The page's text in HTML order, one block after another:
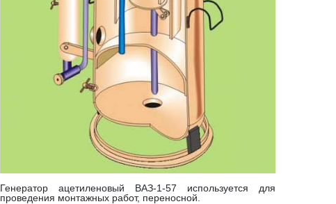
Генератор ацетиленовый ВАЗ-1-57 используется для
проведения монтажных работ, переносной.